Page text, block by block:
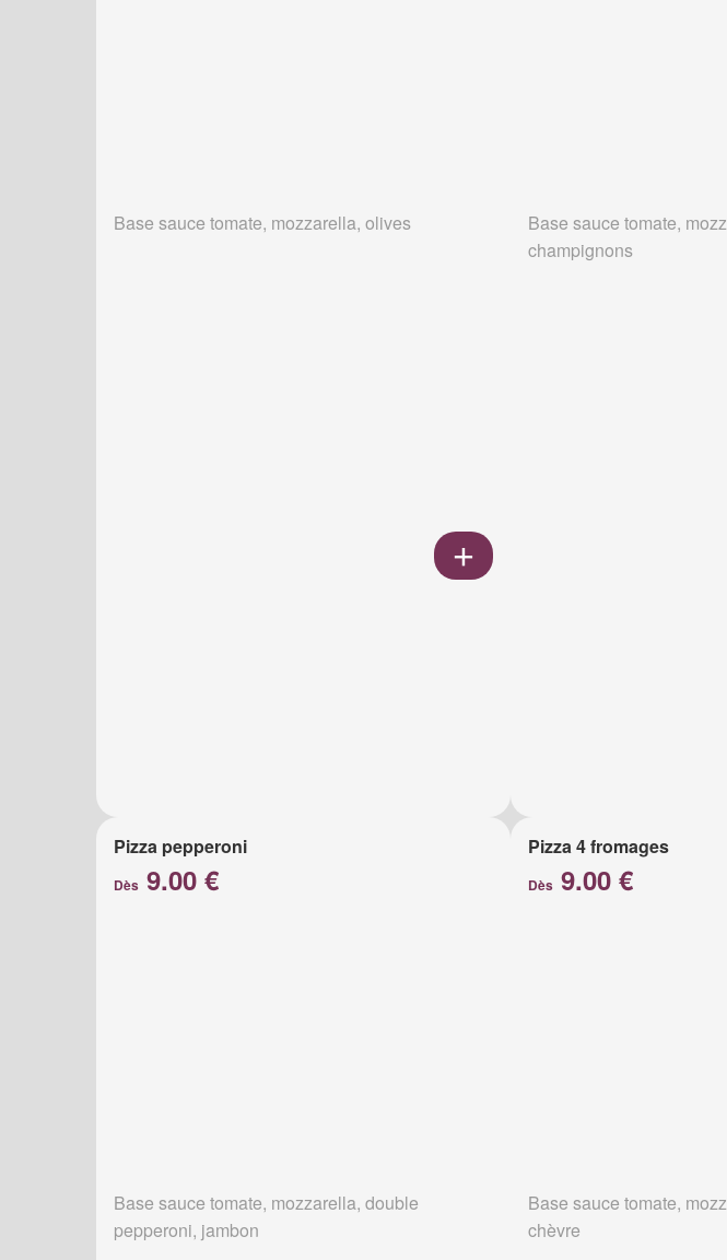
Base sauce tomate, mozzarella, olives
Base sauce tomate,
champignons
Pizza pepperoni
Dès 9.00 €
Base sauce tomate, mozzarella, double
pepperoni, jambon
Pizza 4 fromages
Dès9.00 €
Base sauce tomate,
chèvre